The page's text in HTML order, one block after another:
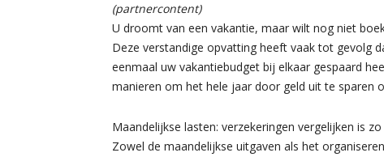
(partnercontent)
U droomt van een vakantie, maar wilt nog niet
Deze verstandige opvatting heeft vaak tot gevolg
eenmaal uw vakantiebudget bij elkaar gespaard
manieren om het hele jaar door geld uit te sparen
Maandelijkse lasten: verzekeringen vergelijken is
Zowel de maandelijkse uitgaven als het